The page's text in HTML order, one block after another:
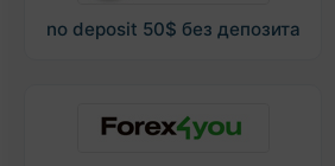
no deposit 50$ без депозита